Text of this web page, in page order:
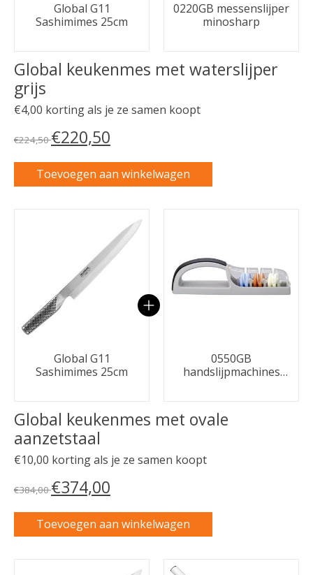
Global G11
Sashimimes 25cm
0220GB messenslijper
minosharp
Global keukenmes met waterslijper
grijs
€4,00 korting als je ze samen koopt
€224,50€220,50
Toevoegen aan winkelwagen
Carrousel van gebundelde producten
Global G11
Sashimimes 25cm
0550GB
handslijpmachines
Global keukenmes met ovale
aanzetstaal
€10,00 korting als je ze samen koopt
€384,00€374,00
Toevoegen aan winkelwagen
Carrousel van gebundelde producten